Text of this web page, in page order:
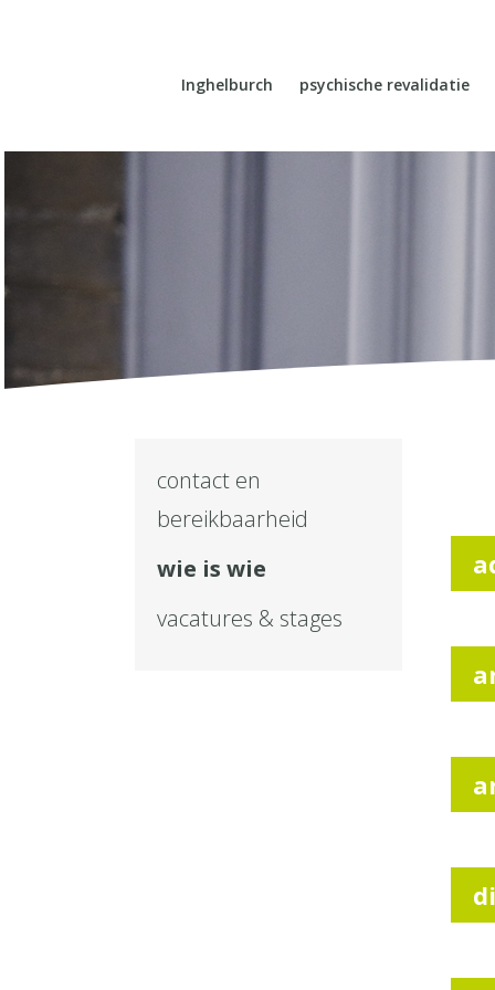
Inghelburch psychische revalidatie
contact en
bereikbaarheid
wie is wie
vacatures & stages